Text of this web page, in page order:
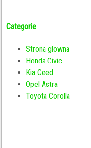
Categorie
Strona glowna
Honda Civic
Kia Ceed
Opel Astra
Toyota Corolla